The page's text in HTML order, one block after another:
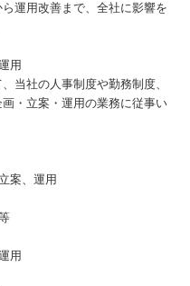
運用改善まで、全社に影響を
用
当社の人事制度や勤務制度、
・立案・運用の業務に従事い
立案、運用
運用